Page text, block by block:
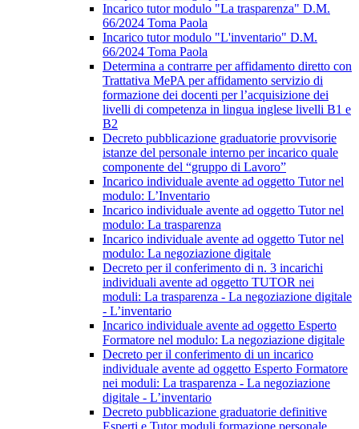
Incarico tutor modulo "La trasparenza" D.M.
66/2024 Toma Paola
Incarico tutor modulo "L'inventario" D.M.
66/2024 Toma Paola
Determina a contrarre per affidamento diretto con
Trattativa MePA per affidamento servizio di
formazione dei docenti per l’acquisizione dei
livelli di competenza in lingua inglese livelli B1 e
B2
Decreto pubblicazione graduatorie provvisorie
istanze del personale interno per incarico quale
componente del “gruppo di Lavoro”
Incarico individuale avente ad oggetto Tutor nel
modulo: L’Inventario
Incarico individuale avente ad oggetto Tutor nel
modulo: La trasparenza
Incarico individuale avente ad oggetto Tutor nel
modulo: La negoziazione digitale
Decreto per il conferimento di n. 3 incarichi
individuali avente ad oggetto TUTOR nei
moduli: La trasparenza - La negoziazione digitale
- L’inventario
Incarico individuale avente ad oggetto Esperto
Formatore nel modulo: La negoziazione digitale
Decreto per il conferimento di un incarico
individuale avente ad oggetto Esperto Formatore
nei moduli: La trasparenza - La negoziazione
digitale - L’inventario
Decreto pubblicazione graduatorie definitive